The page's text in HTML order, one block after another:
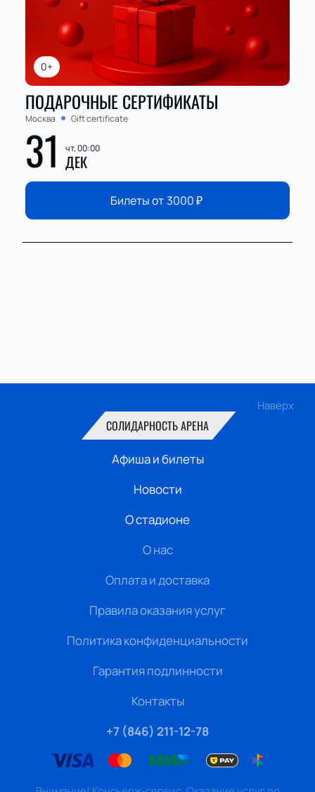
0+
ПОДАРОЧНЫЕ СЕРТИФИКАТЫ
Москва Gift certificate
31 чт, 00:00
ДЕК
Билеты от 3000₽
Наверх
СОЛИДАРНОСТЬ АРЕНА
Афиша и билеты
Новости
О стадионе
О нас
Оплата и доставка
Правила оказания услуг
Политика конфиденциальности
Гарантия подлинности
Контакты
+7 (846) 211-12-78